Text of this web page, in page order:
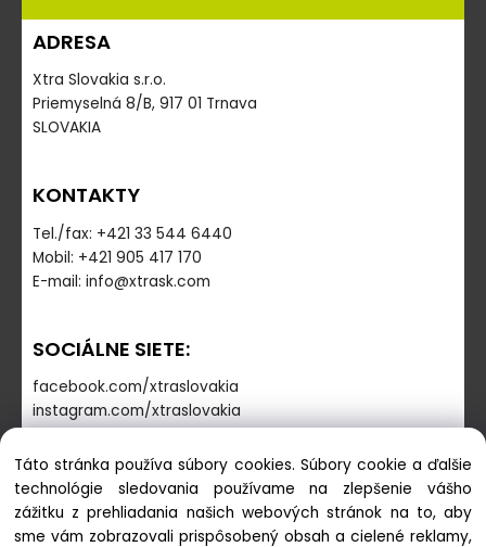
ADRESA
Xtra Slovakia s.r.o.
Priemyselná 8/B, 917 01 Trnava
SLOVAKIA
KONTAKTY
Tel./fax: +421 33 544 6440
Mobil: +421 905 417 170
E-mail: info@xtrask.com
SOCIÁLNE SIETE:
facebook.com/xtraslovakia
instagram.com/xtraslovakia
PREVÁDZKOVÁ DOBA
Pondelok - Piatok: 7:30-16:00
Sobota-Nedeľa: zatvorené
Táto stránka používa súbory cookies. Súbory cookie a ďalšie
technológie sledovania používame na zlepšenie vášho
zážitku z prehliadania našich webových stránok na to, aby
sme vám zobrazovali prispôsobený obsah a cielené reklamy,